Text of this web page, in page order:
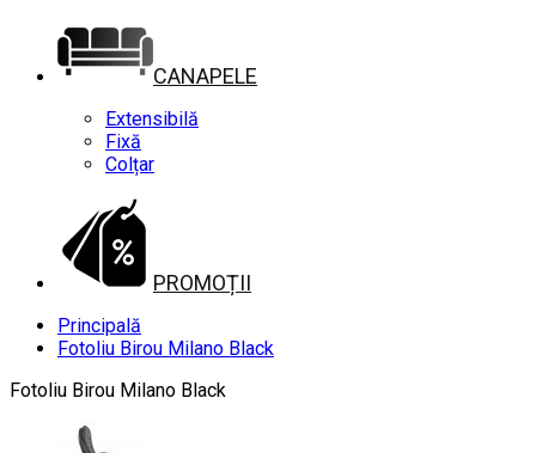
CANAPELE
Extensibilă
Fixă
Colțar
PROMOȚII
Principală
Fotoliu Birou Milano Black
Fotoliu Birou Milano Black